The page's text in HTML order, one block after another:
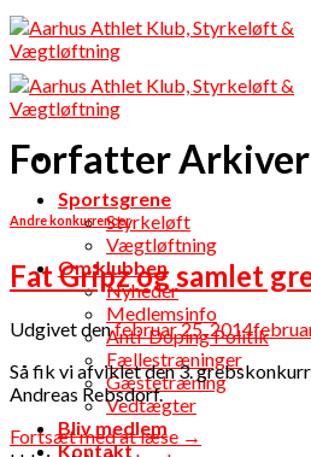
Skip
to
content
Sportsgrene
Styrkeløft
Vægtløftning
Om klubben
Nyheder
Medlemsinfo
Anti-Doping Politik
Fællestræninger
Gæstetræning
Vedtægter
Bliv medlem
Kontakt
Forfatter
Andre konkurrencer
Fat Gripz og samlet
Udgivet denfebruar 25, 2014
Så fik vi afviklet den 3.
Andreas Rebsdorf.
Fortsæt med at læse →